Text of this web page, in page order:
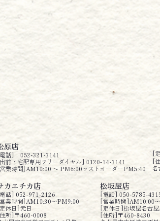
原店
話] 052-321-3141
前・宅配専用フリーダイヤル] 0120-14-3141
業時間]AM10:00 ～ PM6:00ラストオーダーPM5:40
[
[
名
カエチカ店
話] 052-971-2126
業時間]AM10:30〜PM9:00
休日]元日
所]〒460-0008
松坂屋店
[電話] 050-5785-
[営業時間]AM10:00
[定休日]松坂屋名古屋
[住所]〒460-8430